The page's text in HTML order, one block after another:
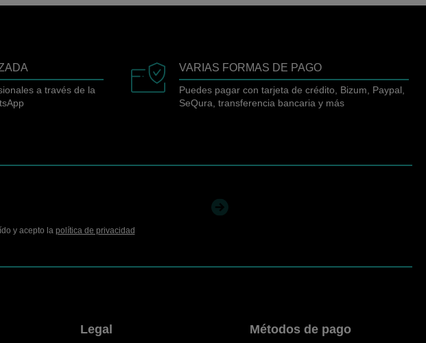
a través de la
VARIAS FORMAS DE PAGO
Puedes pagar con tarjeta de crédito, Bizum, Paypal,
SeQura, transferencia bancaria y más
y acepto la política de privacidad
Legal Métodos de pago